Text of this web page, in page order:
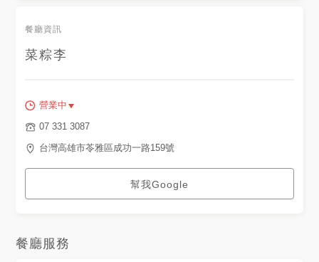
餐廳資訊
菜粽李
營業中
07 331 3087
台灣高雄市苓雅區成功一路159號
幫我Google
餐廳服務